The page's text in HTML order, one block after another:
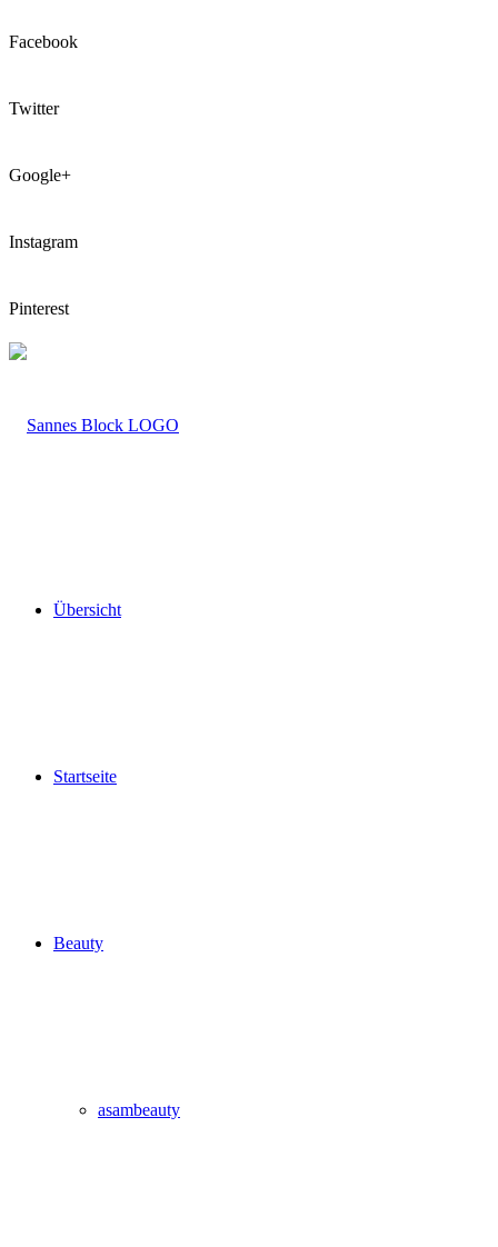
Facebook
Twitter
Google+
Instagram
Pinterest
LOGO
Übersicht
Startseite
Beauty
asambeauty